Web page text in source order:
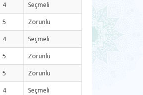
4
Seçmeli
5
Zorunlu
4
Seçmeli
5
Zorunlu
5
Zorunlu
4
Seçmeli